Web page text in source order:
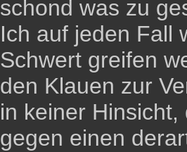
schond was zu
Ich auf jeden Fall
Schwert greifen
den Klauen zur
in keiner
gegen einen